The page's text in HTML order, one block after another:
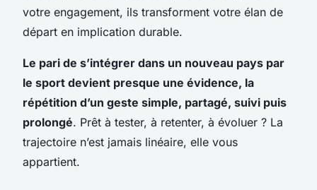
votre engagement, ils transforment votre élan de
départ en implication durable.
Le pari de s’intégrer dans un nouveau pays par
le sport devient presque une évidence, la
répétition d’un geste simple, partagé, suivi puis
prolongé. Prêt à tester, à retenter, à évoluer ? La
trajectoire n’est jamais linéaire, elle vous
appartient.